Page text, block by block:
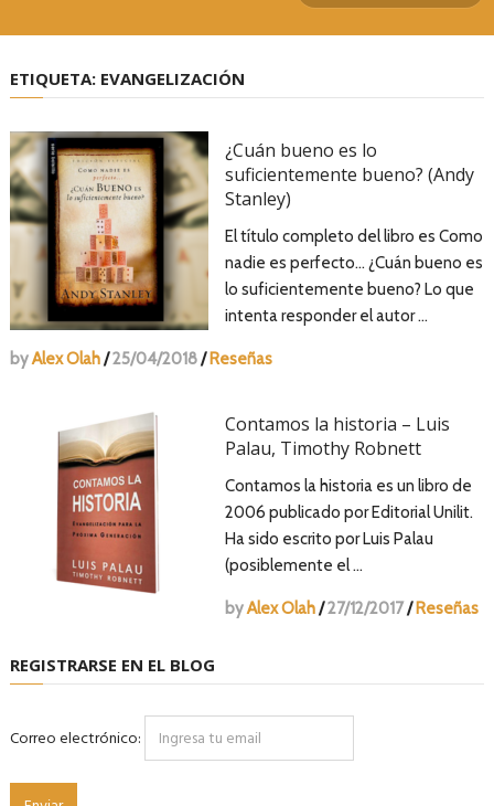
ETIQUETA: EVANGELIZACIÓN
¿Cuán bueno es lo
suficientemente bueno? (Andy
Stanley)
El título completo del libro es Como
nadie es perfecto... ¿Cuán bueno es
lo suficientemente bueno? Lo que
intenta responder el autor …
byAlex Olah/25/04/2018/ Reseñas
Contamos la historia – Luis
Palau, Timothy Robnett
Contamos la historia es un libro de
2006 publicado por Editorial Unilit.
Ha sido escrito por Luis Palau
(posiblemente el …
byAlex Olah/27/12/2017/ Reseñas
REGISTRARSE EN EL BLOG
Correo electrónico: